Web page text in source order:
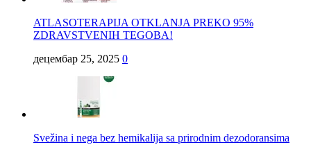
ATLASOTERAPIJA OTKLANJA PREKO 95%
ZDRAVSTVENIH TEGOBA!
децембар 25, 2025 0
Svežina i nega bez hemikalija sa prirodnim dezodoransima